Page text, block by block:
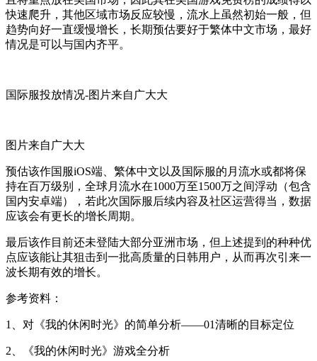
快速爬升，其他区域市场反应较慢，流水上虽然初始一般，但
趋势向好一直缓慢增长，长期预估要好于繁体中文市场，最好
情况是可以与国内齐平。
国际服投放情况-图片来自广大大
图片来自广大大
预估该作国服iOS端、繁体中文以及国际服的月流水或都将保
持在百万级别，全球月流水在1000万至1500万之间浮动（包含
国内安卓端），若此次国际服后续内容及社区运营得当，数据
应该会有更长的增长周期。
最后该作目前还未登陆大部分亚洲市场，但上述提到的种种优
点应该能让其狙击到一批高质量的日韩用户，从而再次引来一
波长期有效的增长。
参考资料：
1、对《我的休闲时光》的简单分析——01清晰的目标定位
2、《我的休闲时光》游戏全分析